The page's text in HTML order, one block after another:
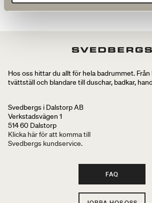
Hos oss hittar du allt för hela badrummet.
tvättställ och blandare till duschar, badkar,
Svedbergs i Dalstorp AB
Verkstadsvägen 1
514 60 Dalstorp
Klicka här för att komma till
Svedbergs kundservice.
FAQ